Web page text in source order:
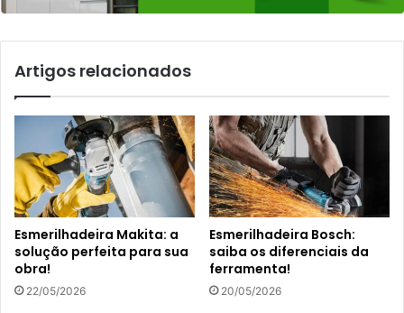
Artigos relacionados
Esmerilhadeira Makita: a
solução perfeita para sua
obra!
22/05/2026
Esmerilhadeira Bosch:
saiba os diferenciais da
ferramenta!
20/05/2026